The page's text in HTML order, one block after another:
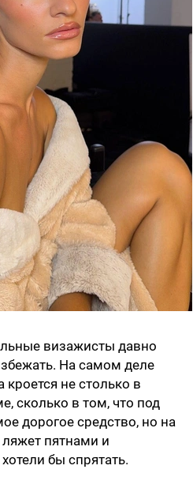
визажисты давно
На самом деле
кроется не столько в
сколько в том, что под
дорогое средство, но на
пятнами и
бы спрятать.